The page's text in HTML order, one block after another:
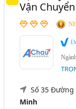
Vận
Số 35
Minh